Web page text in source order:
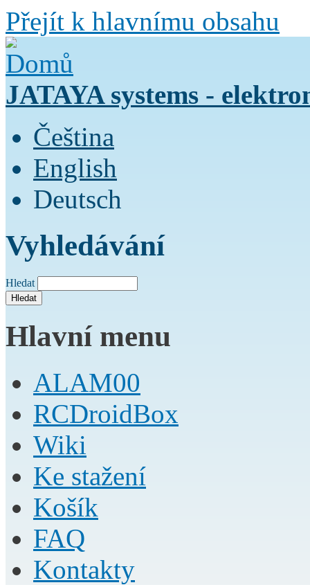
Přejít k hlavnímu obsahu
JATAYA systems -
Čeština
English
Deutsch
Vyhledávání
Hledat
Hlavní menu
ALAM00
RCDroidBox
Wiki
Ke stažení
Košík
FAQ
Kontakty